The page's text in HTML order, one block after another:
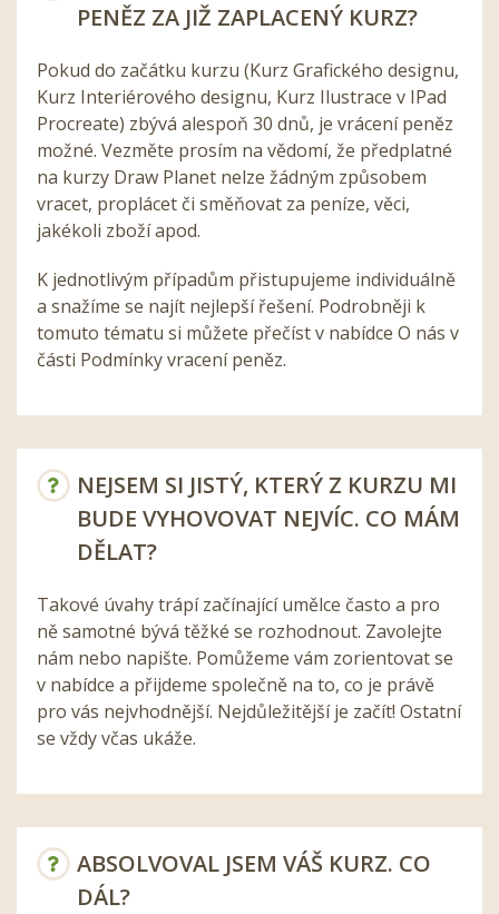
PENĚZ ZA JIŽ ZAPLACENÝ KURZ?
Pokud do začátku kurzu (Kurz Grafického designu,
Kurz Interiérového designu, Kurz Ilustrace v IPad
Procreate) zbývá alespoň 30 dnů, je vrácení peněz
možné. Vezměte prosím na vědomí, že předplatné
na kurzy Draw Planet nelze žádným způsobem
vracet, proplácet či směňovat za peníze, věci,
jakékoli zboží apod.
K jednotlivým případům přistupujeme individuálně
a snažíme se najít nejlepší řešení. Podrobněji k
tomuto tématu si můžete přečíst v nabídce O nás v
části Podmínky vracení peněz.
NEJSEM SI JISTÝ, KTERÝ Z KURZU MI
BUDE VYHOVOVAT NEJVÍC. CO MÁM
DĚLAT?
Takové úvahy trápí začínající umělce často a pro
ně samotné bývá těžké se rozhodnout. Zavolejte
nám nebo napište. Pomůžeme vám zorientovat se
v nabídce a přijdeme společně na to, co je právě
pro vás nejvhodnější. Nejdůležitější je začít! Ostatní
se vždy včas ukáže.
ABSOLVOVAL JSEM VÁŠ KURZ. CO
DÁL?